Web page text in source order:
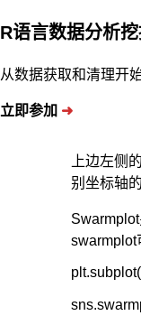
R语言数据分析
从数据获取和清理开
立即参加 ➜
上边左侧
别坐标轴
swarmplot